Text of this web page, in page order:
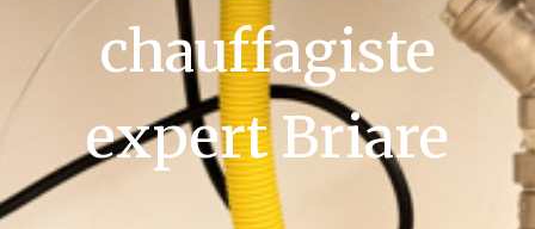
chauffagiste
expert Briare